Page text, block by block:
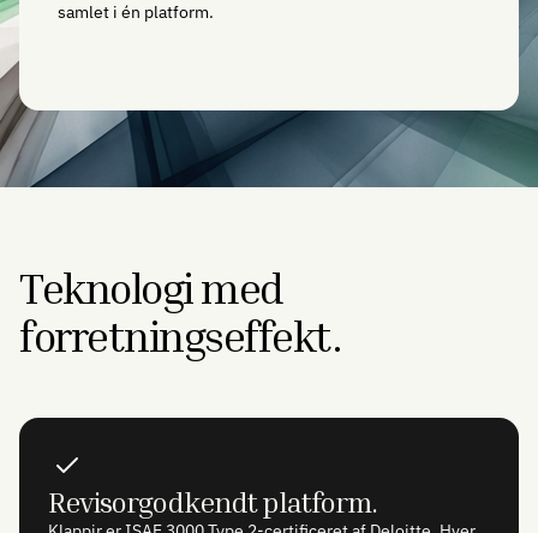
samlet i én platform.
Teknologi med
forretningseffekt.
Revisorgodkendt platform.